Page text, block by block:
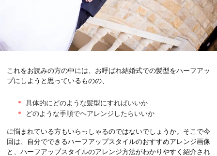
これをお読みの方の中には、お呼ばれ結婚式での髪型をハーフアッ
プにしようと思っているものの、
具体的にどのような髪型にすればいいか
どのような手順でヘアレンジしたらいいか
に悩まれている方もいらっしゃるのではないでしょうか。そこで今
回は、自分でできるハーフアップスタイルのおすすめアレンジ画像
と、ハーフアップスタイルのアレンジ方法がわかりやすく紹介され